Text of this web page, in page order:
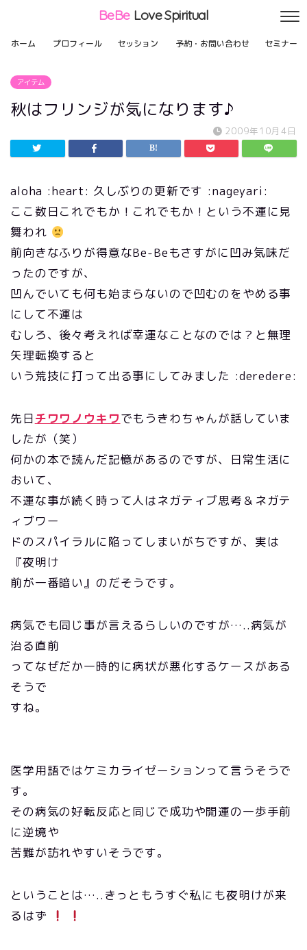
BeBe Love Spiritual
ホーム プロフィール セッション 予約・お問い合わせ セミナー
アイテム
秋はフリンジが気になります♪
2009年10月4日
aloha :heart: 久しぶりの更新です :nageyari:
ここ数日これでもか！これでもか！という不運に見
舞われ
前向きなふりが得意なBe-Beもさすがに凹み気味だ
ったのですが、
凹んでいても何も始まらないので凹むのをやめる事
にして不運は
むしろ、後々考えれば幸運なことなのでは？と無理
矢理転換すると
いう荒技に打って出る事にしてみました :deredere:
先日チワワノウキワでもうきわちゃんが話していま
したが（笑）
何かの本で読んだ記憶があるのですが、日常生活に
おいて、
不運な事が続く時って人はネガティブ思考＆ネガテ
ィブワー
ドのスパイラルに陥ってしまいがちですが、実は
『夜明け
前が一番暗い』のだそうです。
病気でも同じ事が言えるらしいのですが…..病気が
治る直前
ってなぜだか一時的に病状が悪化するケースがある
そうで
すね。
医学用語ではケミカライゼーションって言うそうで
す。
その病気の好転反応と同じで成功や開運の一歩手前
に逆境や
苦難が訪れやすいそうです。
ということは…..きっともうすぐ私にも夜明けが来
るはず